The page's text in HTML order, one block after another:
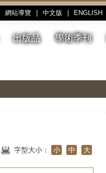
網站導覽 中文版 ENGLISH
出版品 學術季刊
字型大小： 小 中 大